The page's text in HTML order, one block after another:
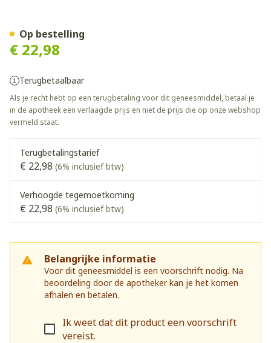
€ 22,98
Terugbetaalbaar
Als je recht hebt op een terugbetaling voor dit geneesmiddel, betaal je
in de apotheek een verlaagde prijs en niet de prijs die op onze webshop
vermeld staat.
Terugbetalingstarief
€ 22,98 (6% inclusief btw)
Verhoogde tegemoetkoming
€ 22,98 (6% inclusief btw)
Belangrijke informatie
Voor dit geneesmiddel is een voorschrift nodig. Na
beoordeling door de apotheker kan je het komen
afhalen en betalen.
Ik weet dat dit product een voorschrift
vereist.
Op bestelling